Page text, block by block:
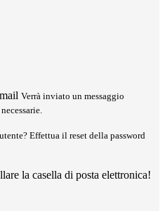
Verrà inviato un messaggio
Effettua il reset della password
la casella di posta elettronica!